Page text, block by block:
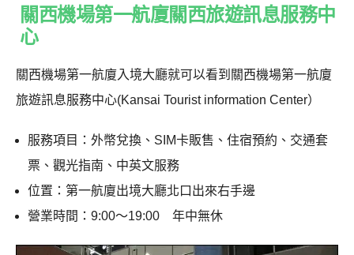
關西機場第一航廈關西旅遊訊息服務中
心
關西機場第一航廈入境大廳就可以看到關西機場第一航廈
旅遊訊息服務中心(Kansai Tourist information Center）
服務項目：外幣兌換、SIM卡販售、住宿預約、交通套
票、觀光指南、中英文服務
位置：第一航廈出境大廳北口出來右手邊
營業時間：9:00〜19:00 年中無休